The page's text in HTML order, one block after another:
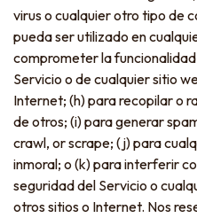
virus o cualquier otro tipo de
pueda ser utilizado en
comprometer la
Servicio o de cualquier sitio
Internet; (h) para recopilar o
de otros; (i) para generar
crawl, or scrape; (j) para
inmoral; o (k) para interferir
seguridad del Servicio o
otros sitios o Internet. Nos